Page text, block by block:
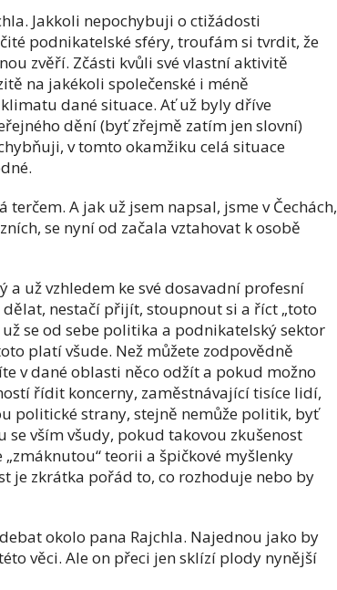
Jakkoli nepochybuji o ctižádosti
podnikatelské sféry, troufám si tvrdit, že
zvěří. Zčásti kvůli své vlastní aktivitě
na jakékoli společenské i méně
dané situace. Ať už byly dříve
dění (byť zřejmě zatím jen slovní)
v tomto okamžiku celá situace
A jak už jsem napsal, jsme v Čechách,
se nyní od začala vztahovat k osobě
a už vzhledem ke své dosavadní profesní
nestačí přijít, stoupnout si a říct „toto
se od sebe politika a podnikatelský sektor
platí všude. Než můžete zodpovědně
v dané oblasti něco odžít a pokud možno
řídit koncerny, zaměstnávající tisíce lidí,
politické strany, stejně nemůže politik, byť
vším všudy, pokud takovou zkušenost
teorii a špičkové myšlenky
je zkrátka pořád to, co rozhoduje nebo by
okolo pana Rajchla. Najednou jako by
věci. Ale on přeci jen sklízí plody nynější